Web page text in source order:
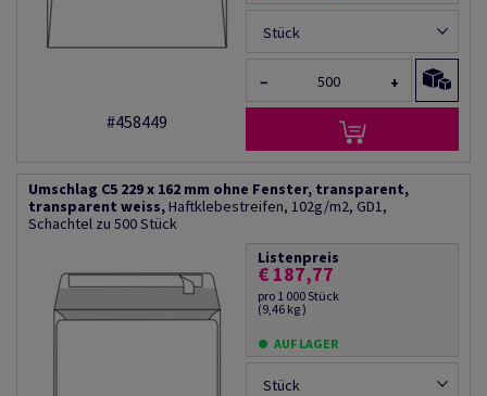
#458449
Stück
− +
Umschlag C5 229 x 162 mm ohne Fenster, transparent,
transparent weiss,Haftklebestreifen, 102g/m2, GD1,
Schachtel zu 500 Stück
Listenpreis
€ 187,77
pro 1 000 Stück
(9,46 kg )
AUF LAGER
Stück